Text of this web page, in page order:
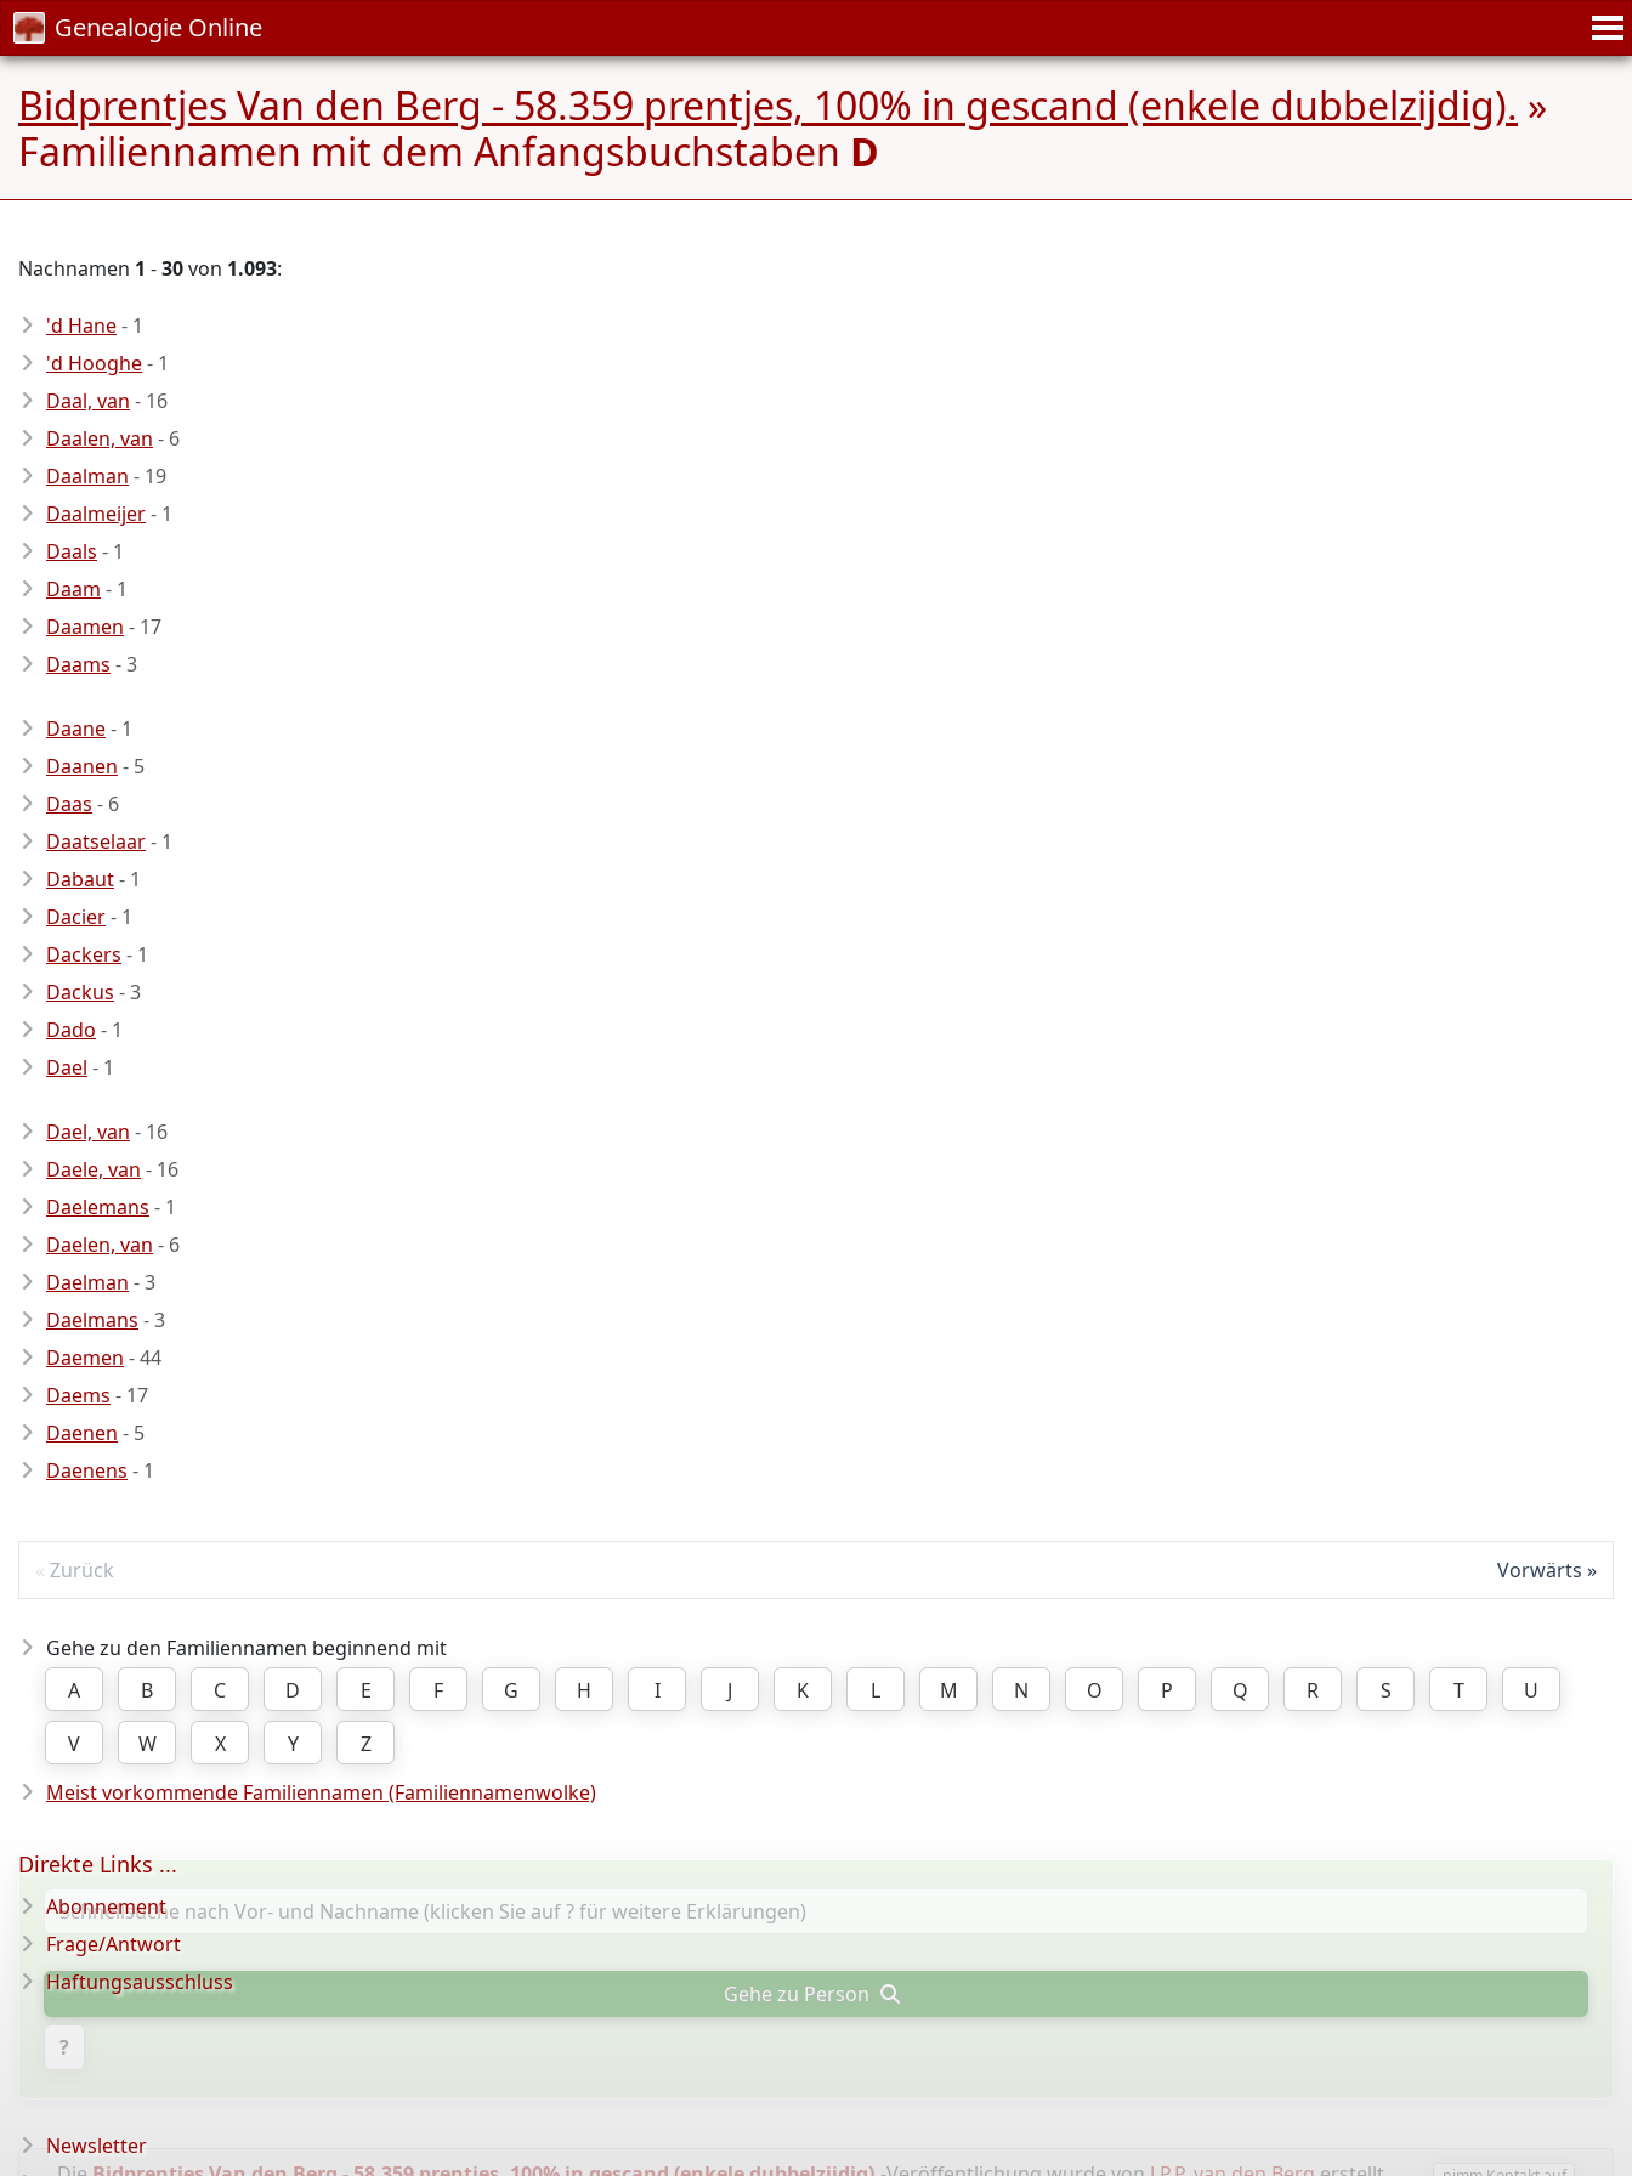
Genealogie Online
Bidprentjes Van den Berg - 58.359 prentjes, 100% in gescand (enkele dubbelzijdig). »
Familiennamen mit dem Anfangsbuchstaben D
Nachnamen 1 -30von 1.093:
'd Hane- 1
'd Hooghe- 1
Daal, van - 16
Daalen, van - 6
Daalman - 19
Daalmeijer- 1
Daals - 1
Daam - 1
Daamen - 17
Daams - 3
Daane- 1
Daanen - 5
Daas - 6
Daatselaar- 1
Dabaut- 1
Dacier- 1
Dackers - 1
Dackus - 3
Dado - 1
Dael - 1
Dael, van - 16
Daele, van - 16
Daelemans - 1
Daelen, van - 6
Daelman - 3
Daelmans - 3
Daemen - 44
Daems - 17
Daenen - 5
Daenens - 1
Zurück Vorwärts
Gehe zu den Familiennamen beginnend mit
A
B C D E F G H I J K L M N O P Q R S T
U
V
W X Y
Z
Meist vorkommende Familiennamen (Familiennamenwolke)
Gehe zu Person
?
Direkte Links ...
Abonnement
Frage/Antwort
Haftungsausschluss
Newsletter